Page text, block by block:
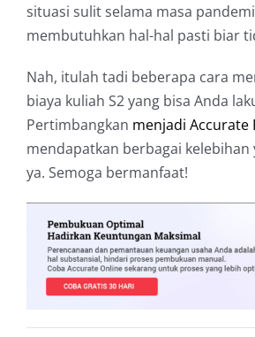
situasi sulit selama masa
membutuhkan hal-hal pasti biar
Nah, itulah tadi beberapa cara
biaya kuliah S2 yang bisa Anda
Pertimbangkan menjadi Accurate
mendapatkan berbagai kelebihan
ya. Semoga bermanfaat!